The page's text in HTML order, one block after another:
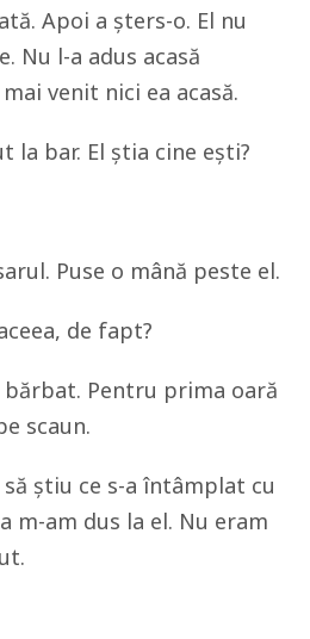
Apoi a șters-o. El nu
Nu l-a adus acasă
venit nici ea acasă.
la bar. El știa cine ești?
Puse o mână peste el.
de fapt?
Pentru prima oară
scaun.
știu ce s-a întâmplat cu
m-am dus la el. Nu eram